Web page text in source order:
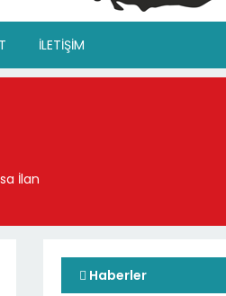
İLETİŞİM
İlan
Haberler